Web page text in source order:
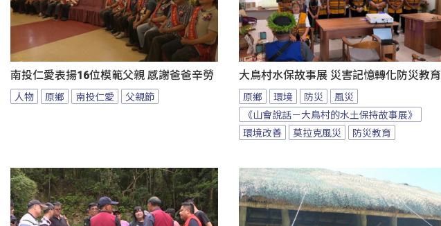
南投仁愛表揚16位模範父親 感謝爸爸辛勞
人物 原鄉 南投仁愛 父親節
大鳥村水保故事展 災害記憶轉化防災教育
原鄉 環境 防災
風災
《山會說話－大鳥村的水土保持故事展》
環境改善
莫拉克風災 防災教育